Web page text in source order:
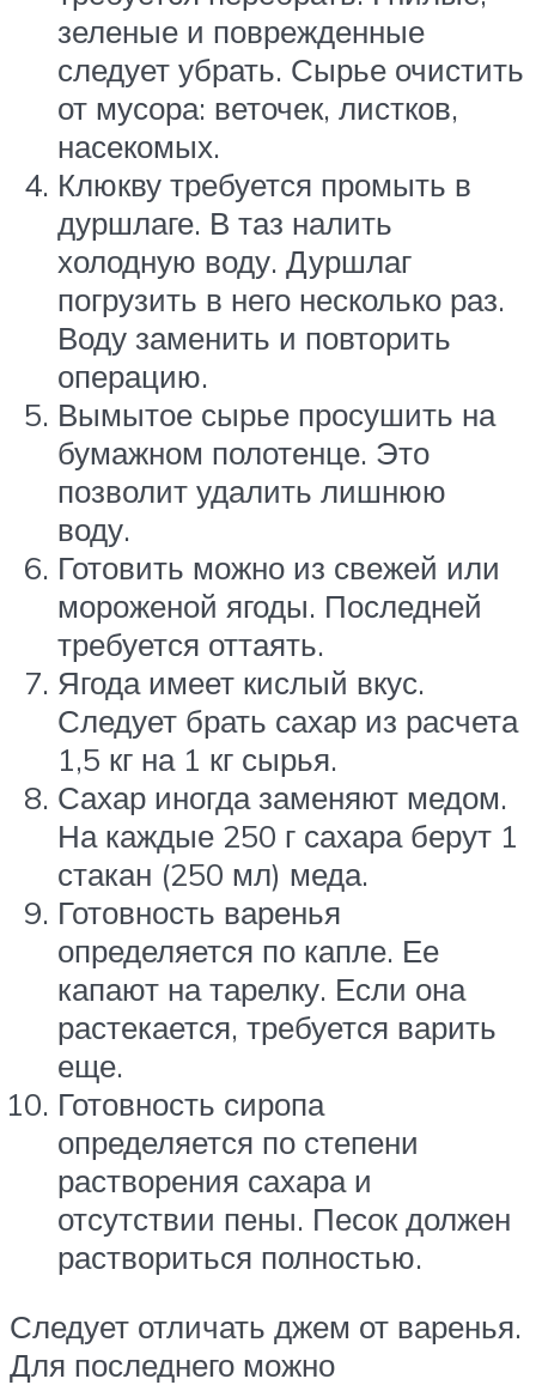
зеленые и поврежденные
следует убрать. Сырье очистить
от мусора: веточек, листков,
насекомых.
Клюкву требуется промыть в
дуршлаге. В таз налить
холодную воду. Дуршлаг
погрузить в него несколько раз.
Воду заменить и повторить
операцию.
Вымытое сырье просушить на
бумажном полотенце. Это
позволит удалить лишнюю
воду.
Готовить можно из свежей или
мороженой ягоды. Последней
требуется оттаять.
Ягода имеет кислый вкус.
Следует брать сахар из расчета
1,5 кг на 1 кг сырья.
Сахар иногда заменяют медом.
На каждые 250 г сахара берут 1
стакан (250 мл) меда.
Готовность варенья
определяется по капле. Ее
капают на тарелку. Если она
растекается, требуется варить
еще.
Готовность сиропа
определяется по степени
растворения сахара и
отсутствии пены. Песок должен
раствориться полностью.
Следует отличать джем от варенья.
Для последнего можно